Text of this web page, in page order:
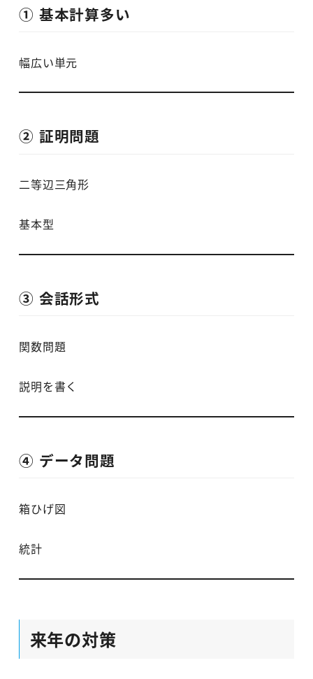
① 基本計算多い
幅広い単元
② 証明問題
二等辺三角形
基本型
③ 会話形式
関数問題
説明を書く
④ データ問題
箱ひげ図
統計
来年の対策